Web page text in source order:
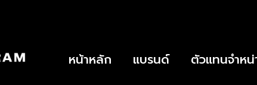
หน้าหลัก แบรนด์ ตัวแทนจำหน่